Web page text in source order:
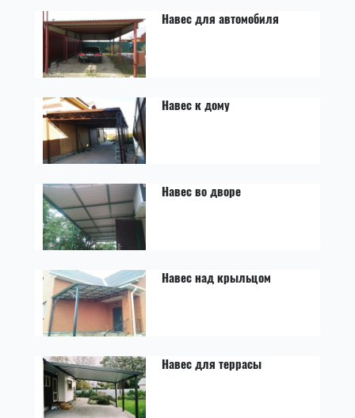
Навес для автомобиля
Навес к дому
Навес во дворе
Навес над крыльцом
Навес для террасы